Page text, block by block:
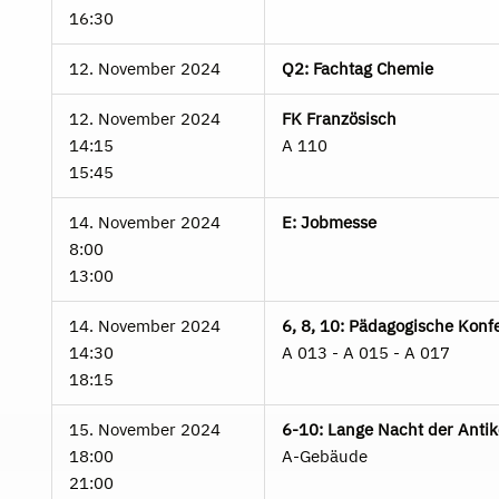
16:30
12. November 2024 Q2: Fachtag Chemie
12. November 2024
14:15
15:45
FK Französisch
A 110
14. November 2024
8:00
13:00
E: Jobmesse
14. November 2024
14:30
18:15
6, 8, 10: Pädagogische
A 013 - A 015 - A 017
15. November 2024
18:00
21:00
6-10: Lange Nacht der
A-Gebäude